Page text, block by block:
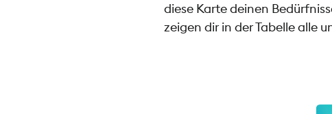
diese Karte deinen
zeigen dir in der Tabelle alle